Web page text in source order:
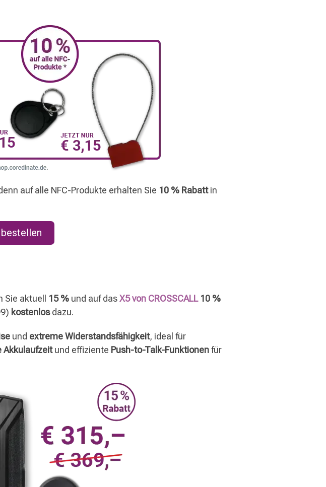
auf alle NFC-Produkte erhalten Sie 10 % Rabattin
aktuell 15 % und auf dasX5 von CROSSCALL10 %
kostenlosdazu.
und extreme Widerstandsfähigkeit, ideal für
Akkulaufzeitund effiziente Push-to-Talk-Funktionenfür